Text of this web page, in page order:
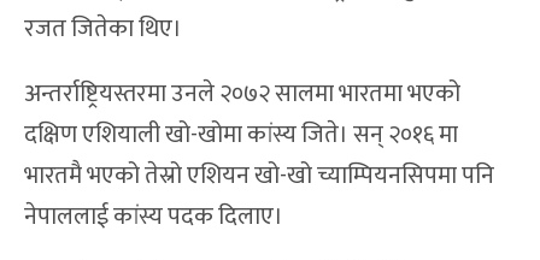
रजत जितेका थिए।
अन्तर्राष्ट्रियस्तरमा उनले २०७२ सालमा भारतमा भएको
दक्षिण एशियाली खो-खोमा कांस्य जिते। सन् २०१६ मा
भारतमै भएको तेस्रो एशियन खो-खो च्याम्पियनसिपमा पनि
नेपाललाई कांस्य पदक दिलाए।